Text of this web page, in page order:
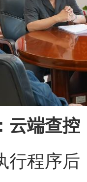
端查控
程序后